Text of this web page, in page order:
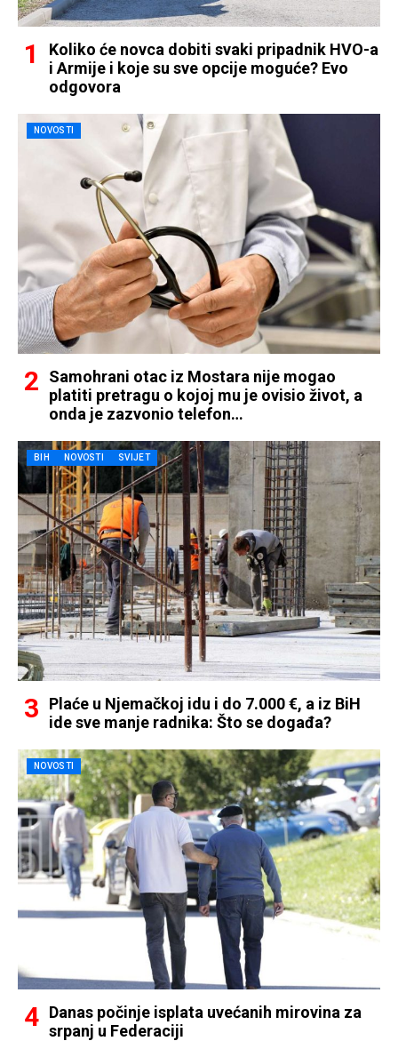
Koliko će novca dobiti svaki pripadnik HVO-a
i Armije i koje su sve opcije moguće? Evo
odgovora
NOVOSTI
Samohrani otac iz Mostara nije mogao
platiti pretragu o kojoj mu je ovisio život, a
onda je zazvonio telefon…
BIH NOVOSTI SVIJET
Plaće u Njemačkoj idu i do 7.000 €, a iz BiH
ide sve manje radnika: Što se događa?
NOVOSTI
Danas počinje isplata uvećanih mirovina za
srpanj u Federaciji